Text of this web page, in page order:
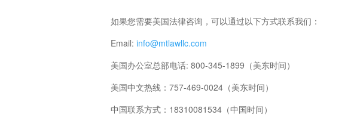
如果您需要美国法律咨询，可以通过以下方式联系我们：
Email:info@mtlawllc.com
美国办公室总部电话: 800-345-1899（美东时间）
美国中文热线：757-469-0024（美东时间）
中国联系方式：18310081534（中国时间）